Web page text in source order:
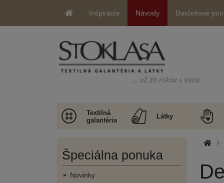
Inšpirácia Návody Darčekové
… už 36 rokov s Vami
Textilná
galantéria
Látky
Špeciálna ponuka
Novinky